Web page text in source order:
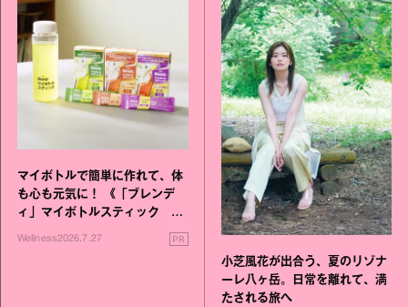
マイボトルで簡単に作れて、体
も心も元気に！ 《「ブレンデ
ィ」マイボトルスティック い
いこと毎日》シリーズが誕生
Wellness2026.7.27 PR
小芝風花が出合う、夏のリゾナ
ーレ八ヶ岳。日常を離れて、満
たされる旅へ